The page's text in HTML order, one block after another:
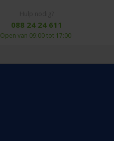
088 24 24 611
Open van 09:00 tot 17:00